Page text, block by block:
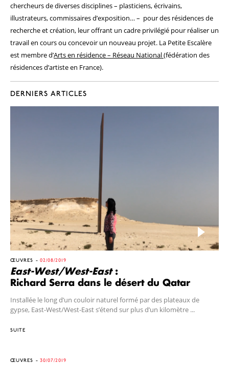
chercheurs de diverses disciplines – plasticiens, écrivains,
illustrateurs, commissaires d’exposition… – pour des résidences de
recherche et création, leur offrant un cadre privilégié pour réaliser un
travail en cours ou concevoir un nouveau projet. La Petite Escalère
est membre d’Arts en résidence – Réseau National(fédération des
résidences d’artiste en France).
DERNIERS ARTICLES
ŒUVRES 02/08/2019
East-West/West-East:
Richard Serra dans le désert du Qatar
Installée le long d’un couloir naturel formé par des plateaux de
gypse, East-West/West-East s’étend sur plus d’un kilomètre ...
SUITE
ŒUVRES 30/07/2019